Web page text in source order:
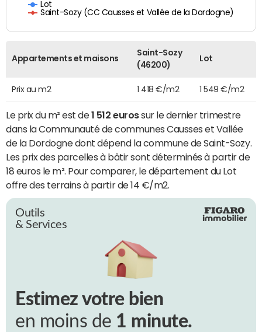
Lot
Saint-Sozy (CC Causses et Vallée de la Dordogne)
Appartements et maisons
Saint-Sozy
(46200)
Lot
Prix au m2 1 418 €/m2 1 549 €/m2
Le prix du m² est de1 512 eurossur le dernier trimestre
dans la Communauté de communes Causses et Vallée
de la Dordogne dont dépend la commune de Saint-Sozy.
Les prix des parcelles à bâtir sont déterminés à partir de
18 euros le m². Pour comparer, le département du Lot
offre des terrains à partir de 14 €/m2.
Outils
& Services
Estimez votre bien
en moins de 1 minute.